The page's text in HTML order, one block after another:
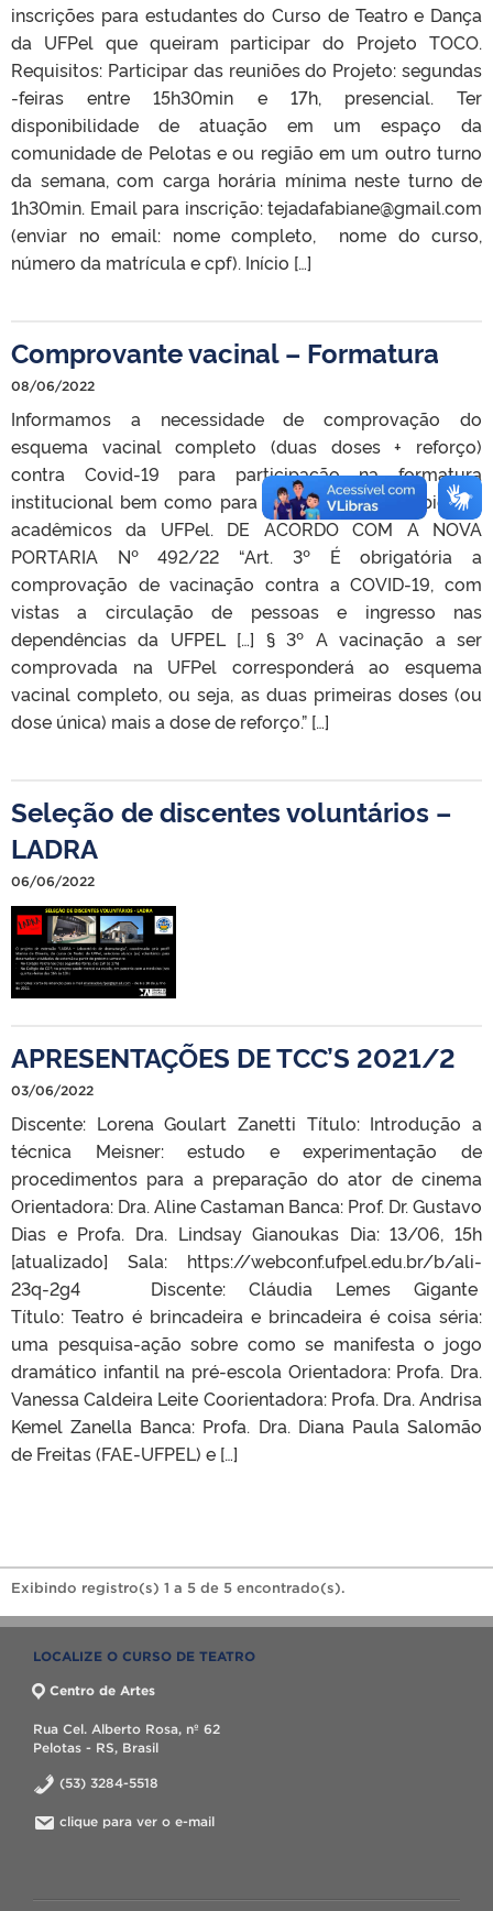
inscrições para estudantes do Curso de Teatro e Dança
da UFPel que queiram participar do Projeto TOCO.
Requisitos: Participar das reuniões do Projeto: segundas
-feiras entre 15h30min e 17h, presencial. Ter
disponibilidade de atuação em um espaço da
comunidade de Pelotas e ou região em um outro turno
da semana, com carga horária mínima neste turno de
1h30min. Email para inscrição: tejadafabiane@gmail.com
(enviar no email: nome completo, nome do curso,
número da matrícula e cpf). Início […]
Comprovante vacinal – Formatura
08/06/2022
Informamos a necessidade de comprovação do
esquema vacinal completo (duas doses + reforço)
contra Covid-19 para participação na formatura
institucional bem como para circulação nos ambientes
acadêmicos da UFPel. DE ACORDO COM A NOVA
PORTARIA Nº 492/22 “Art. 3º É obrigatória a
comprovação de vacinação contra a COVID-19, com
vistas a circulação de pessoas e ingresso nas
dependências da UFPEL […] § 3º A vacinação a ser
comprovada na UFPel corresponderá ao esquema
vacinal completo, ou seja, as duas primeiras doses (ou
dose única) mais a dose de reforço.” […]
Seleção de discentes voluntários –
LADRA
06/06/2022
APRESENTAÇÕES DE TCC’S 2021/2
03/06/2022
Discente: Lorena Goulart Zanetti Título: Introdução a
técnica Meisner: estudo e experimentação de
procedimentos para a preparação do ator de cinema
Orientadora: Dra. Aline Castaman Banca: Prof. Dr. Gustavo
Dias e Profa. Dra. Lindsay Gianoukas Dia: 13/06, 15h
[atualizado] Sala: https://webconf.ufpel.edu.br/b/ali-
23q-2g4 Discente: Cláudia Lemes Gigante
Título: Teatro é brincadeira e brincadeira é coisa séria:
uma pesquisa-ação sobre como se manifesta o jogo
dramático infantil na pré-escola Orientadora: Profa. Dra.
Vanessa Caldeira Leite Coorientadora: Profa. Dra. Andrisa
Kemel Zanella Banca: Profa. Dra. Diana Paula Salomão
de Freitas (FAE-UFPEL) e […]
Exibindo registro(s) 1 a 5 de 5 encontrado(s).
LOCALIZE O CURSO DE TEATRO
Centro de Artes
Rua Cel. Alberto Rosa, nº 62
Pelotas - RS, Brasil
(53) 3284-5518
clique para ver o e-mail